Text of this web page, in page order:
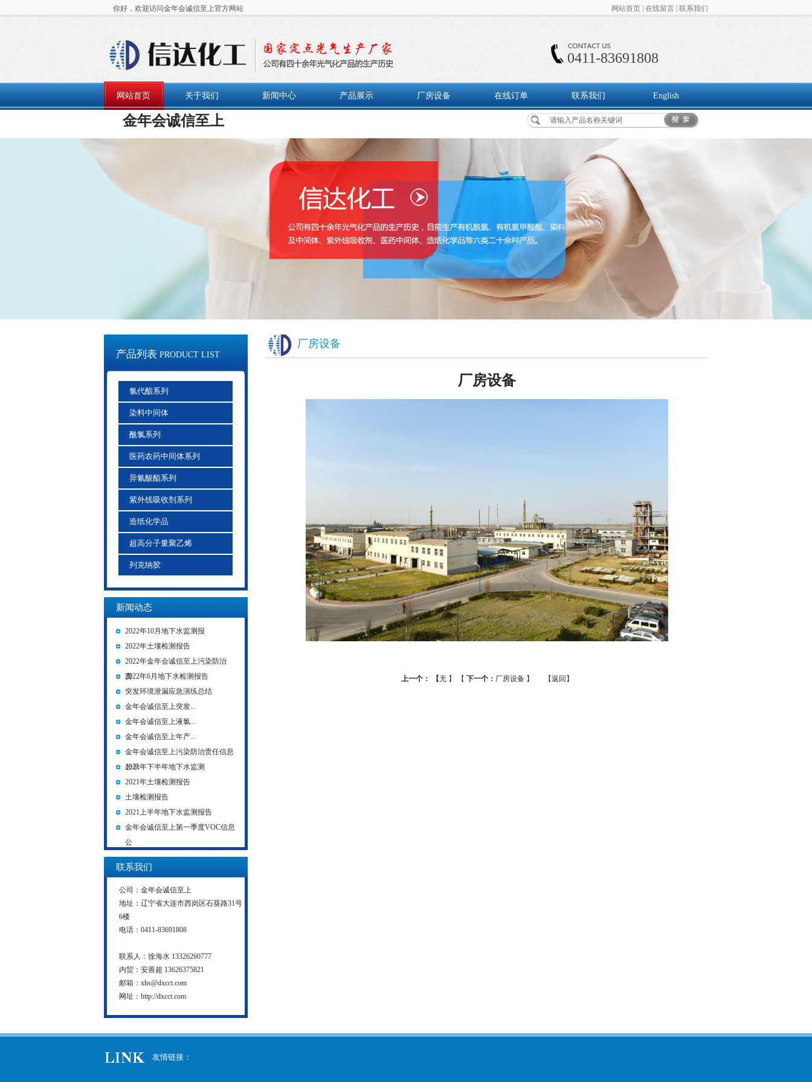
你好，欢迎访问金年会诚信至上官方网站 网站首页 在线留言 联系我们
0411-83691808
网站首页 关于我们 新闻中心 产品展示 厂房设备 在线订单 联系我们 English
金年会诚信至上
产品列表 PRODUCT LIST
氯代酯系列
染料中间体
酰氯系列
医药农药中间体系列
异氰酸酯系列
紫外线吸收剂系列
造纸化学品
超高分子量聚乙烯
列克纳胶
新闻动态
2022年10月地下水监测报
2022年土壤检测报告
2022年金年会诚信至上污染防治
责...
2022年6月地下水检测报告
突发环境泄漏应急演练总结
金年会诚信至上突发...
金年会诚信至上液氯...
金年会诚信至上年产...
金年会诚信至上污染防治责任信息
公示
2021年下半年地下水监测
2021年土壤检测报告
土壤检测报告
2021上半年地下水监测报告
金年会诚信至上第一季度VOC信息
公
联系我们
公司： 金年会诚信至上
地址：辽宁省大连市西岗区石葵路31号
6楼
电话：0411-83691808
联系人：徐海水 13326260777
内贸：安善超 13626375821
邮箱： xhs@dxcct.com
网址： http://dxcct.com
厂房设备
厂房设备
上一个： 【无】 【 下一个： 厂房设备 】 【返回】
友情链接：